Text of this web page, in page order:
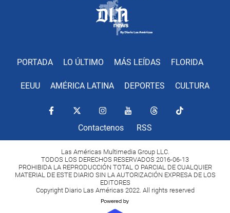
PORTADA LO ÚLTIMO MÁS LEÍDAS FLORIDA
EEUU AMÉRICA LATINA DEPORTES CULTURA
Contactenos RSS
Las Américas Multimedia Group LLC.
TODOS LOS DERECHOS RESERVADOS 2016-06-13
PROHIBIDA LA REPRODUCCIÓN TOTAL O PARCIAL DE CUALQUIER
MATERIAL DE ESTE DIARIO SIN LA AUTORIZACIÓN EXPRESA DE LOS
EDITORES
Copyright Diario Las Américas 2022. All rights reserved